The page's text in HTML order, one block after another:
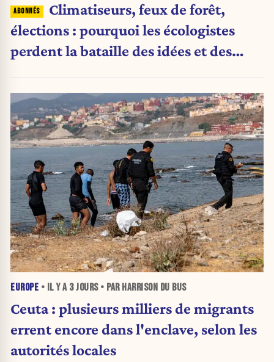
Climatiseurs, feux de forêt,
élections : pourquoi les écologistes
perdent la bataille des idées et des
EUROPE • IL Y A 3 JOURS• PAR HARRISON DU BUS
Ceuta : plusieurs milliers de migrants
errent encore dans l'enclave, selon les
autorités locales